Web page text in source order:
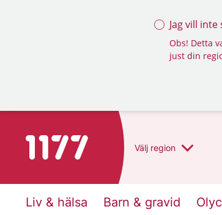
Jag vill
Obs! Detta
just din
Till startsidan för 1177 Välj region
Liv & hälsa Barn & gravid